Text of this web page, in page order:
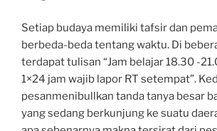
Setiap budaya memiliki tafsir dan
berbeda-beda tentang waktu. Di
terdapat tulisan “Jam belajar 18.30 -
1×24 jam wajib lapor RT setempat”.
pesanmenibullkan tanda tanya besar
yang sedang berkunjung ke suatu